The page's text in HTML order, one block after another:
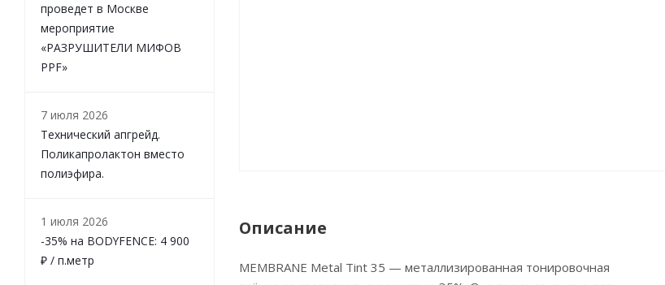
Описание
MEMBRANE Metal Tint 35 — металлизированная тонировочная
проведет в Москве
мероприятие
«РАЗРУШИТЕЛИ МИФОВ
PPF»
7 июля 2026
Технический апгрейд.
Поликапролактон вместо
полиэфира.
1 июля 2026
-35% на BODYFENCE: 4 900
₽ / п.метр